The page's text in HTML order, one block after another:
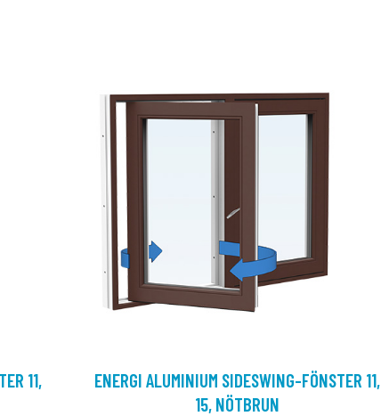
11,
ENERGI ALUMINIUM SIDESWING-FÖNSTER 11,
15, NÖTBRUN